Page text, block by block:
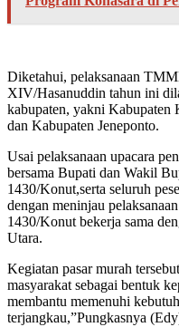
Diketahui, pelaksanaan
XIV/Hasanuddin tahun ini
kabupaten, yakni Kabupaten
dan Kabupaten Jeneponto.
Usai pelaksanaan upacara
bersama Bupati dan Wakil
1430/Konut,serta seluruh
dengan meninjau
1430/Konut bekerja sama
Utara.
Kegiatan pasar murah
masyarakat sebagai bentuk
membantu memenuhi
terjangkau,”Pungkasnya